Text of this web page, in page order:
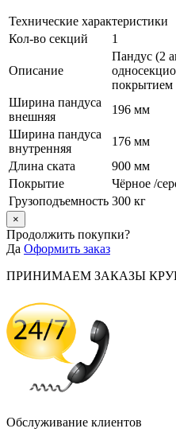
Технические характеристики
Кол-во секций
1
Описание
Пандус (2
покрытием
Ширина пандуса
внешняя
196 мм
Ширина пандуса
внутренняя
176 мм
Длина ската
900 мм
Покрытие
Чёрное /
Грузоподъемность 300 кг
×
Продолжить покупки?
Да Оформить заказ
ПРИНИМАЕМ ЗАКАЗЫ
Обслуживание клиентов